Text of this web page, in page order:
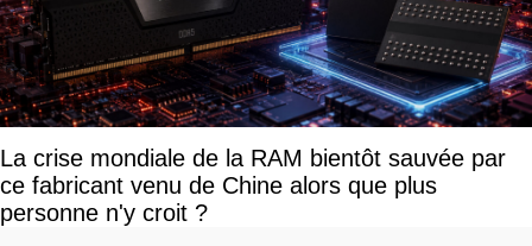
La crise mondiale de la RAM bientôt sauvée par
ce fabricant venu de Chine alors que plus
personne n'y croit ?